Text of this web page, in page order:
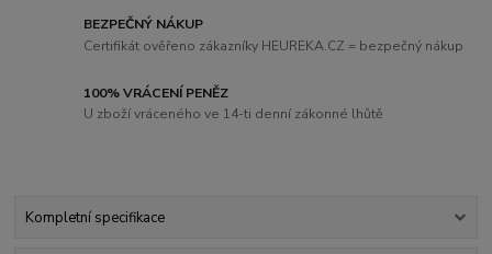
BEZPEČNÝ NÁKUP
Certifikát ověřeno zákazníky HEUREKA.CZ = bezpečný nákup
100% VRÁCENÍ PENĚZ
U zboží vráceného ve 14-ti denní zákonné lhůtě
Kompletní specifikace